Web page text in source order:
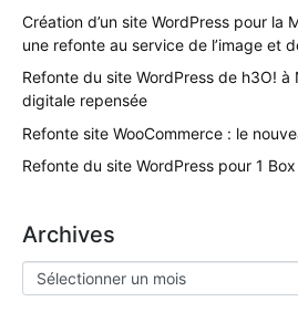
Création d’un site WordPress pour la
une refonte au service de l’image et
Refonte du site WordPress de h3O!
digitale repensée
Refonte site WooCommerce : le
Refonte du site WordPress pour 1
Archives